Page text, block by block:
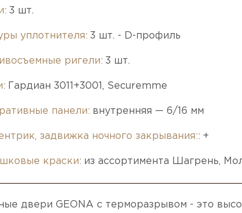
3 шт.
уплотнителя: 3 шт. - D-профиль
ригели: 3 шт.
Гардиан 3011+3001, Securemme
панели: внутренняя — 6/16 мм
задвижка ночного закрывания:: +
краски: из ассортимента Шагрень,
двери GEONA с терморазрывом - это